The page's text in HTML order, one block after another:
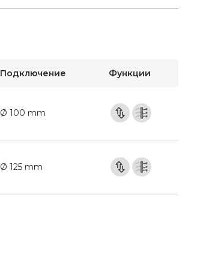
Подключение Функции
Ø 100 mm
Ø 125 mm